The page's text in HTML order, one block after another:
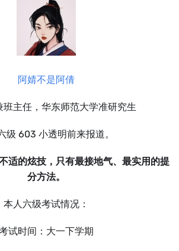
阿婧不是阿倩
班主任，华东师范大学准研究生
级 603 小透明前来报道。
适的炫技，只有最接地气、最实用的提
分方法。
本人六级考试情况：
试时间：大一下学期